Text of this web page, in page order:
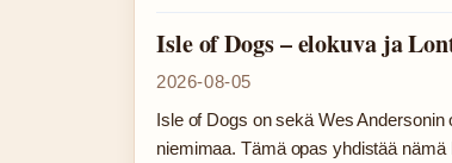
Isle of Dogs – elokuva ja
2026-08-05
Isle of Dogs on sekä Wes
niemimaa. Tämä opas yhdistää